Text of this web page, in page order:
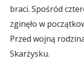
braci. Spośród
zginęło w
Przed wojną
Skarżysku.